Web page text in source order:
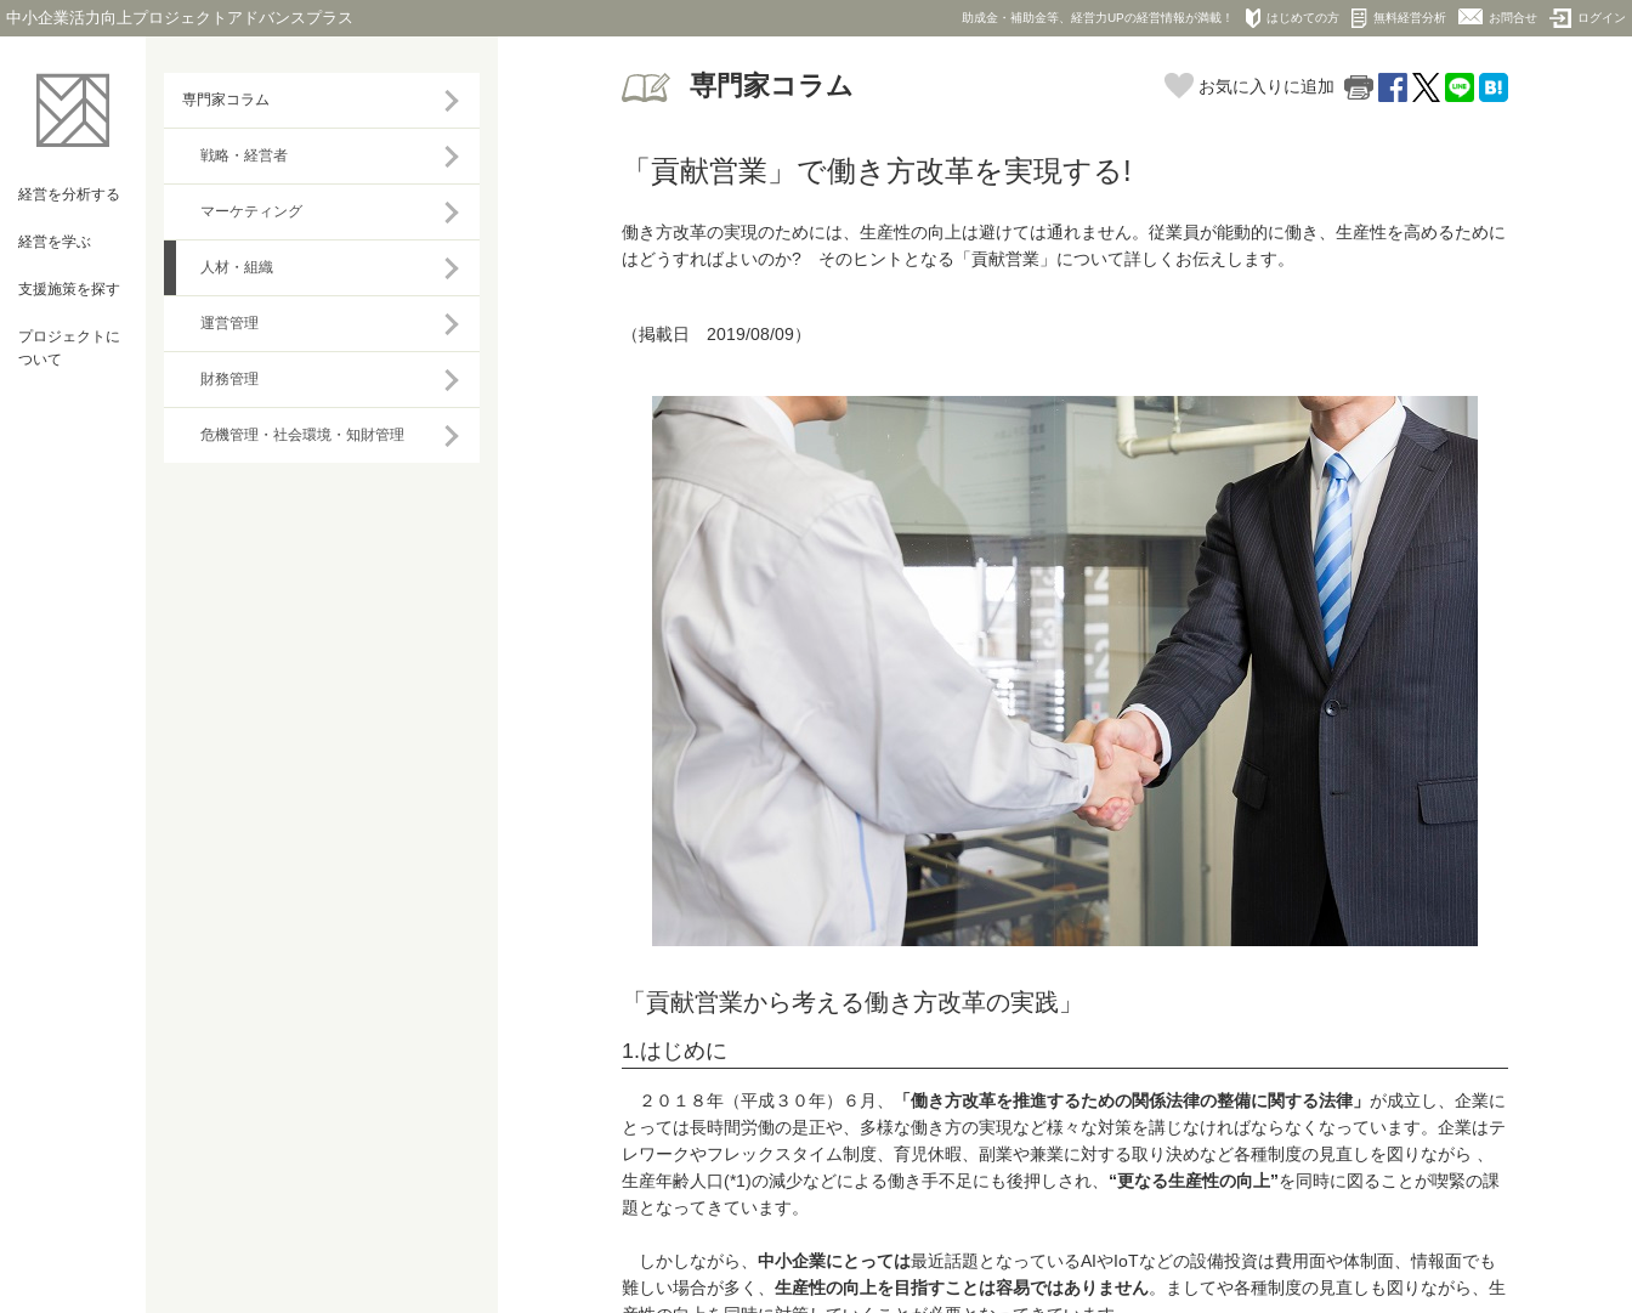
中小企業活力向上プロジェクトアドバンスプラス 助成金・補助金等、経営力UPの経営情報が満載！ はじめての方 無料経営分析 お問合せ ログイン
経営を分析する
経営を学ぶ
支援施策を探す
プロジェクト に
ついて
専門家コラム
戦略・経営者
マーケティング
人材・組織
運営管理
財務管理
危機管理・社会環境・知財管理
専門家コラム お気に入りに追加
「貢献営業」で働き方改革を実現する!
働き方改革の実現のためには、生産性の向上は避けては通れません。従業員が能動的に働き、生産性を高めるために
はどうすればよいのか? そのヒントとなる「貢献営業」について詳しくお伝えします。
（掲載日 2019/08/09）
「貢献営業から考える働き方改革の実践」
1.はじめに
２０１８年（平成３０年）６月、 「働き方改革を推進するための関係法律の整備に関する法律」 が成立し、企業に
とっては長時間労働の是正や、多様な働き方の実現など様々な対策を講じなければならなくなっています。企業はテ
レワークやフレックスタイム制度、育児休暇、副業や兼業に対する取り決めなど各種制度の見直しを図りながら 、
生産年齢人口(*1)の減少などによる働き手不足にも後押しされ、 “更なる生産性の向上”を同時に図ることが喫緊の課
題となってきています。
しかしながら、 中小企業にとっては最近話題となっているAIやIoTなどの設備投資は費用面や体制面、情報面でも
難しい場合が多く、 生産性の向上を目指すことは容易ではありません。ましてや各種制度の見直しも図りながら、生